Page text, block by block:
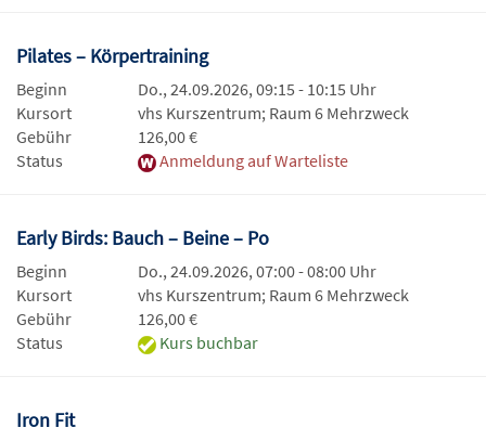
Pilates – Körpertraining
Beginn
Do., 24.09.2026, 09:15 - 10:15 Uhr
Kursort
vhs Kurszentrum; Raum 6 Mehrzweck
Gebühr
126,00 €
Status
Anmeldung auf Warteliste
Early Birds: Bauch – Beine – Po
Beginn
Do., 24.09.2026, 07:00 - 08:00 Uhr
Kursort
vhs Kurszentrum; Raum 6 Mehrzweck
Gebühr
126,00 €
Status
Kurs buchbar
Iron Fit